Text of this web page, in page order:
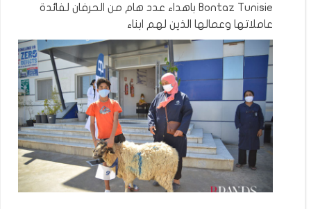
Bontaz Tunisie باهداء عدد هام من الحرفان لفائدة
عاملاتها وعمالها الذين لهم ابناء